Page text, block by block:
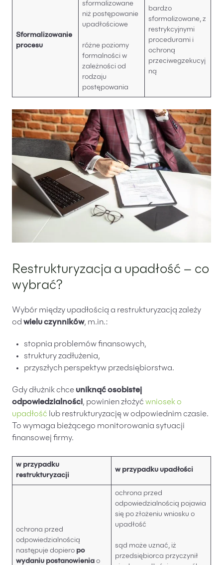
Sformalizowanie
procesu
sformalizowane
niż postępowanie
upadłościowe
różne poziomy
formalności w
zależności od
rodzaju
postępowania
bardzo
sformalizowane, z
restrykcyjnymi
procedurami i
ochroną
przeciwegzekucyj
ną
Restrukturyzacja a upadłość – co
wybrać?
Wybór między upadłością a restrukturyzacją zależy
od wielu czynników, m.in.:
stopnia problemów finansowych,
struktury zadłużenia,
przyszłych perspektyw przedsiębiorstwa.
Gdy dłużnik chce uniknąć osobistej
odpowiedzialności, powinien złożyć wniosek o
upadłość lub restrukturyzację w odpowiednim czasie.
To wymaga bieżącego monitorowania sytuacji
finansowej firmy.
w przypadku
restrukturyzacji
w przypadku upadłości
ochrona przed
odpowiedzialnością
następuje dopiero po
wydaniu postanowienia o
ochrona przed
odpowiedzialnością pojawia
się po złożeniu wniosku o
upadłość
sąd może uznać, iż
przedsiębiorca przyczynił